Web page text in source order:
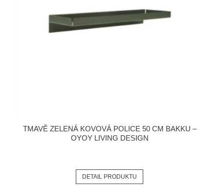
TMAVĚ ZELENÁ KOVOVÁ POLICE 50 CM BAKKU –
OYOY LIVING DESIGN
DETAIL PRODUKTU